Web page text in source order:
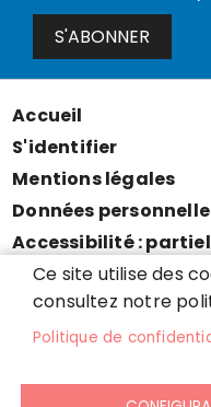
S'ABONNER
Menu
Pied
de
page
Accueil
S'identifier
Mentions légales
Données
Accessibilité :
Cookies
Contact
Presse
Ce site utilise des
consultez notre
Politique de